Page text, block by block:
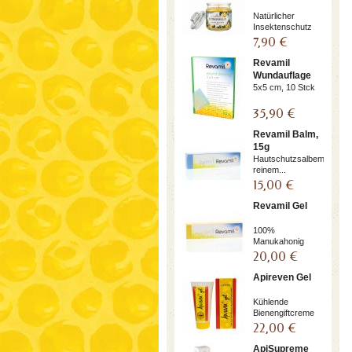
Natürlicher
Insektenschutz
7,90 €
Revamil
Wundauflage
5x5 cm, 10 Stck
35,90 €
Revamil Balm,
15g
Hautschutzsalbemit
reinem...
15,00 €
Revamil Gel
100%
Manukahonig
20,00 €
Apireven Gel
Kühlende
Bienengiftcreme
22,00 €
ApiSupreme